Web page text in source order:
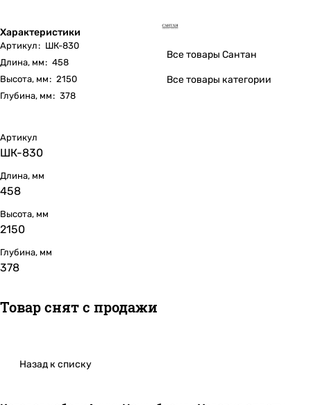
Характеристики
Артикул: ШК-830
Длина, мм: 458
Высота, мм: 2150
Глубина, мм: 378
Все товары Сантан
Все товары категории
Артикул
ШК-830
Длина, мм
458
Высота, мм
2150
Глубина, мм
378
Товар снят с продажи
Назад к списку